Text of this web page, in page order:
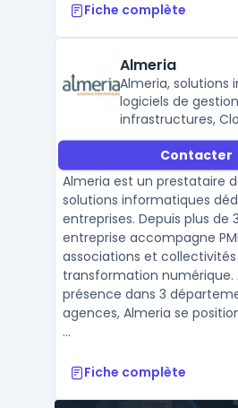
Fiche complète
Almeria
Almeria, solutions
logiciels de
infrastructures,
services de
Contacter
Almeria est un prestataire
solutions informatiques
entreprises. Depuis plus de
entreprise accompagne
associations et
transformation numérique.
présence dans 3
agences, Almeria se
...
Fiche complète